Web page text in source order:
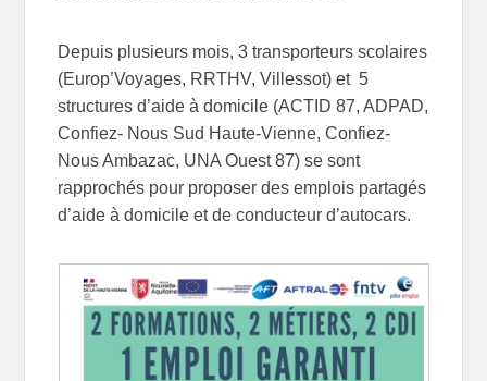
Depuis plusieurs mois, 3 transporteurs scolaires
(Europ’Voyages, RRTHV, Villessot) et 5
structures d’aide à domicile (ACTID 87, ADPAD,
Confiez- Nous Sud Haute-Vienne, Confiez-
Nous Ambazac, UNA Ouest 87) se sont
rapprochés pour proposer des emplois partagés
d’aide à domicile et de conducteur d’autocars.